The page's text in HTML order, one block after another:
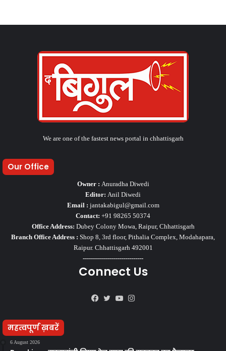
We are one of the fastest news portal in chhattisgarh
Our Office
Owner : Anuradha Diwedi
Editor: Anil Diwedi
Email : jantakabigul@gmail.com
Contact: +91 98265 50374
Office Address: Dubey Colony Mowa, Raipur, Chhattisgarh
Branch Office Address : Shop 8, 3rd floor, Pithalia Complex, Modahapara,
Raipur. Chhattisgarh 492001
------------------------------
Connect Us
Facebook
TwitterYouTube
महत्वपूर्ण ख़बरें
6 August 2026